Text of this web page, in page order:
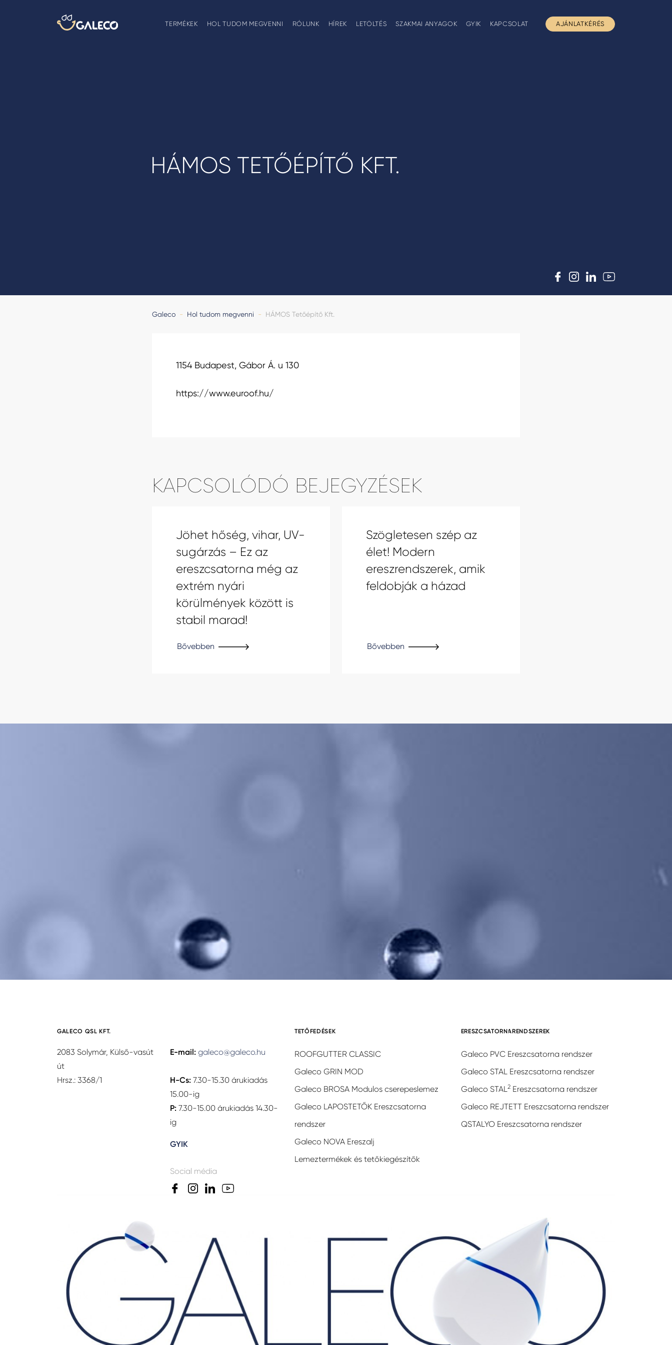
TERMÉKEK HOL TUDOM MEGVENNI RÓLUNK HÍREK LETÖLTÉS SZAKMAI ANYAGOK GYIK KAPCSOLAT AJÁNLATKÉRÉS
HÁMOS TETŐÉPÍTŐ KFT.
Galeco - Hol tudom megvenni - HÁMOS Tetőépítő Kft.
1154 Budapest, Gábor Á. u 130
https://www.euroof.hu/
KAPCSOLÓDÓ BEJEGYZÉSEK
Jöhet hőség, vihar, UV-
sugárzás – Ez az
ereszcsatorna még az
extrém nyári
körülmények között is
stabil marad!
Bővebben
Szögletesen szép az
élet! Modern
ereszrendszerek, amik
feldobják a házad
Bővebben
GALECO QSL KFT.
2083 Solymár, Külső-vasút
út
Hrsz.: 3368/1
E-mail: galeco@galeco.hu
H-Cs: 7.30-15.30 árukiadás
15.00-ig
P: 7.30-15.00 árukiadás 14.30-
ig
GYIK
Social média
TETŐFEDÉSEK
ROOFGUTTER CLASSIC
Galeco GRIN MOD
Galeco BROSA Modulos cserepeslemez
Galeco LAPOSTETŐK Ereszcsatorna
rendszer
Galeco NOVA Ereszalj
Lemeztermékek és tetőkiegészítők
ERESZCSATORNARENDSZEREK
Galeco PVC Ereszcsatorna rendszer
Galeco STAL Ereszcsatorna rendszer
Galeco STAL2Ereszcsatorna rendszer
Galeco REJTETT Ereszcsatorna rendszer
QSTALYO Ereszcsatorna rendszer